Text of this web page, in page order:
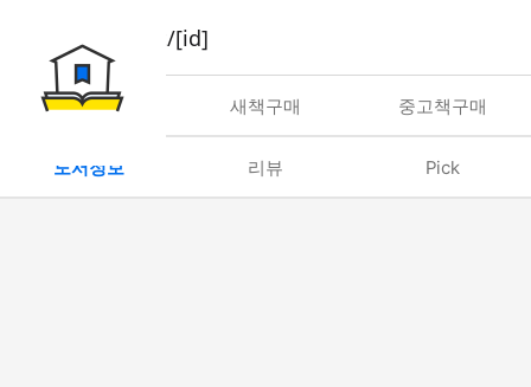
book/rent/[id]
대여 새책구매 중고책구매
도서정보 리뷰 Pick